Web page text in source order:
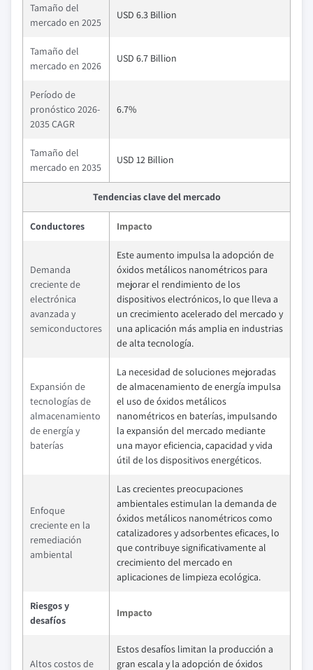
Tamaño del
mercado en 2025
USD 6.3 Billion
Tamaño del
mercado en 2026
USD 6.7 Billion
Período de
pronóstico 2026-
2035 CAGR
6.7%
Tamaño del
mercado en 2035
USD 12 Billion
Tendencias clave del mercado
Conductores Impacto
Demanda
creciente de
electrónica
avanzada y
semiconductores
Este aumento impulsa la adopción de
óxidos metálicos nanométricos para
mejorar el rendimiento de los
dispositivos electrónicos, lo que lleva a
un crecimiento acelerado del mercado y
una aplicación más amplia en industrias
de alta tecnología.
Expansión de
tecnologías de
almacenamiento
de energía y
baterías
La necesidad de soluciones mejoradas
de almacenamiento de energía impulsa
el uso de óxidos metálicos
nanométricos en baterías, impulsando
la expansión del mercado mediante
una mayor eficiencia, capacidad y vida
útil de los dispositivos energéticos.
Enfoque
creciente en la
remediación
ambiental
Las crecientes preocupaciones
ambientales estimulan la demanda de
óxidos metálicos nanométricos como
catalizadores y adsorbentes eficaces, lo
que contribuye significativamente al
crecimiento del mercado en
aplicaciones de limpieza ecológica.
Riesgos y
desafíos
Impacto
Altos costos de
Estos desafíos limitan la producción a
gran escala y la adopción de óxidos